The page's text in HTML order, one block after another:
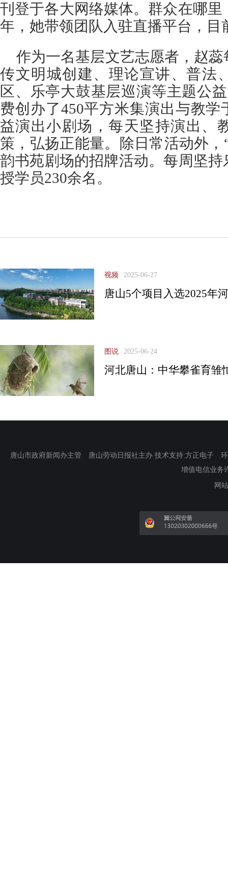
刊登于各大网络媒体。群众在哪里
年，她带领团队入驻直播平台，目
作为一名基层文艺志愿者，赵
传文明城创建、理论宣讲、普法
区、乐亭大鼓基层巡演等主题公
费创办了450平方米集演出与教学
益演出小剧场，每天坚持演出、
策，弘扬正能量。除日常活动外
韵书苑剧场的招牌活动。每周坚
授学员230余名。
视频 2025-06-27
唐山5个项目入选2025年
图说 2025-06-24
河北唐山：中华攀雀育雏
唐山市政府新闻办主管 唐山劳动日报社主办 技术支持:方正电子
增值电信业务
网